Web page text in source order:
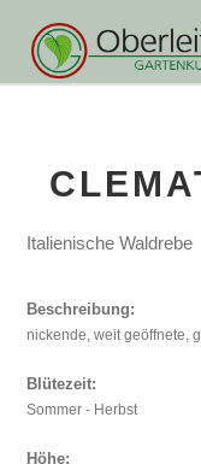
Italienische Waldrebe
Beschreibung:
nickende, weit geöffnete,
Blütezeit:
Sommer - Herbst
Höhe: